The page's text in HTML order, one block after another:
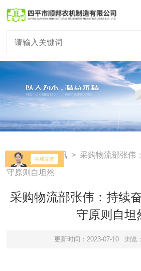
首页 >新闻资讯 > 采购物流部张伟
守原则自坦然
采购物流部张伟：持续
守原则自坦
更新时间：2023-07-10 浏览